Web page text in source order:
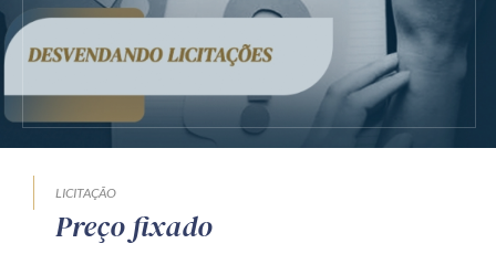
LICITAÇÃO
Preço fixado